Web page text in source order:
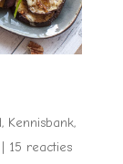
, Kennisbank,
15 reacties